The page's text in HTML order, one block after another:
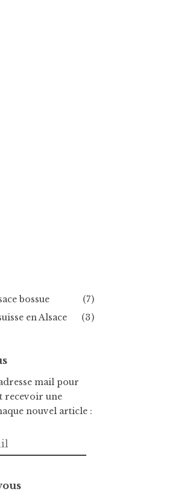
bossue
(7)
en Alsace
(3)
mail pour
recevoir une
nouvel article :